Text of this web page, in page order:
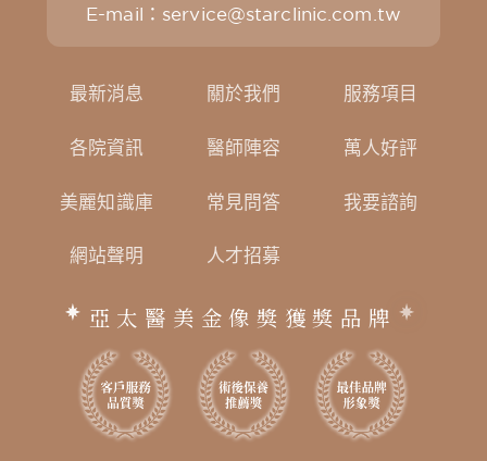
E-mail： service@starclinic.com.tw
最新消息 關於我們 服務項目
各院資訊 醫師陣容 萬人好評
美麗知識庫 常見問答 我要諮詢
網站聲明 人才招募
亞太醫美金像獎獲獎品牌